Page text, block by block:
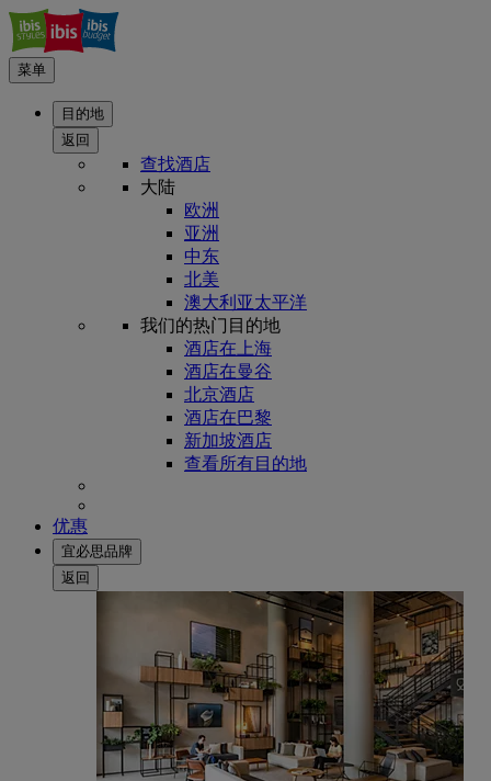
菜单
目的地
返回
查找酒店
大陆
欧洲
亚洲
中东
北美
澳大利亚太平洋
我们的热门目的地
酒店在上海
酒店在曼谷
北京酒店
酒店在巴黎
新加坡酒店
查看所有目的地
优惠
宜必思品牌
返回